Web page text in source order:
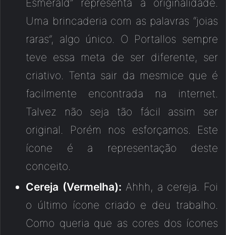
Esmerald” representa a originalidade.
Uma brincaderia com as palavras “joias
raras”, algo único. O Portallos sempre
teve essa meta de ser diferente, ser
criativo. Tenta sair da mesmice que é
facilmente encontrada na internet.
Talvez não seja tão fácil assim ser
original. Porém nos esforçamos. Este
ícone é a representação deste
conceito.
Cereja (Vermelha): Ahhh, a cereja. Foi
o último ícone criado e deu trabalho.
Como queria que as cores dos ícones